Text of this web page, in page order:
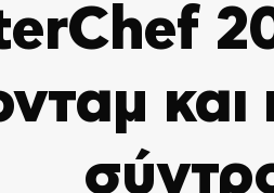
και